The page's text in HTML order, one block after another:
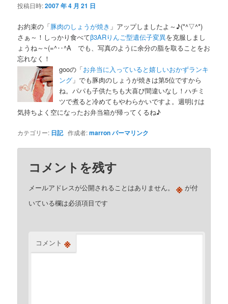
投稿日時:2007 年 4 月 21 日
お約束の「豚肉のしょうが焼き 」アップしましたよ～♪(*^▽^*)
さぁ～！しっかり食べてβ3ARりんご型遺伝子変異を克服しまし
ょうね～~(=^‥^A でも、写真のように余分の脂を取ることをお
忘れなく！
gooの「お弁当に入っていると嬉しいおかずランキ
ング 」でも豚肉のしょうが焼きは第5位ですから
ね。パパも子供たちも大喜び間違いなし！ハチミ
ツで煮ると冷めてもやわらかいですよ。週明けは
気持ちよく空になったお弁当箱が帰ってくるね♪
カテゴリー: 日記作成者:marronパーマリンク
コメントを残す
メールアドレスが公開されることはありません。 ※ が付
いている欄は必須項目です
コメント ※